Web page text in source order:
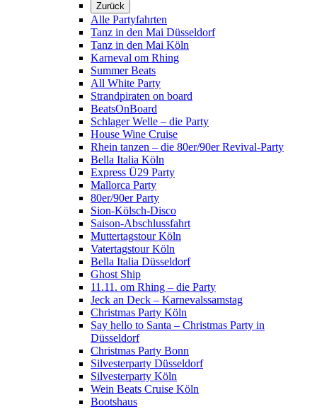
Zurück
Alle Partyfahrten
Tanz in den Mai Düsseldorf
Tanz in den Mai Köln
Karneval om Rhing
Summer Beats
All White Party
Strandpiraten on board
BeatsOnBoard
Schlager Welle – die Party
House Wine Cruise
Rhein tanzen – die 80er/90er Revival-Party
Bella Italia Köln
Express Ü29 Party
Mallorca Party
80er/90er Party
Sion-Kölsch-Disco
Saison-Abschlussfahrt
Muttertagstour Köln
Vatertagstour Köln
Bella Italia Düsseldorf
Ghost Ship
11.11. om Rhing – die Party
Jeck an Deck – Karnevalssamstag
Christmas Party Köln
Say hello to Santa – Christmas Party in
Düsseldorf
Christmas Party Bonn
Silvesterparty Düsseldorf
Silvesterparty Köln
Wein Beats Cruise Köln
Bootshaus